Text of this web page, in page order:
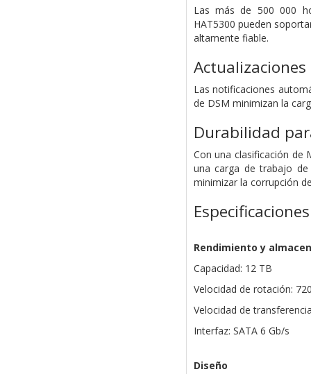
Las más de 500 000
HAT5300 pueden
altamente fiable.
Las notificaciones
de DSM minimizan la
Durabilidad
Con una clasificación de
una carga de trabajo
minimizar la corrupción
Especificaciones
Rendimiento y
Capacidad: 12 TB
Velocidad de rotación:
Velocidad de
Interfaz: SATA 6 Gb/s
Diseño